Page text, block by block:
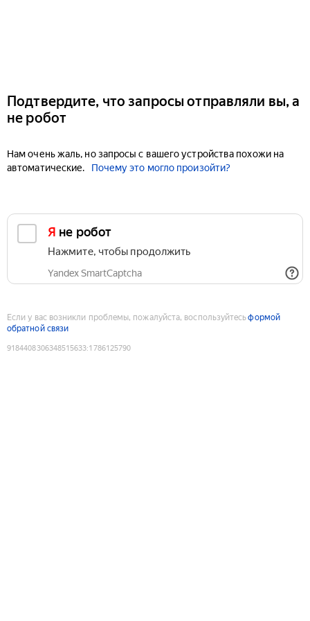
Подтвердите, что запросы отправляли вы, а
не робот
Нам очень жаль, но запросы с вашего устройства похожи на
автоматические.
Почему это могло произойти?
Я не робот
Нажмите, чтобы продолжить
Yandex SmartCaptcha
Если у вас возникли проблемы, пожалуйста, воспользуйтесьформой
обратной связи
9184408306348515633:1786125790